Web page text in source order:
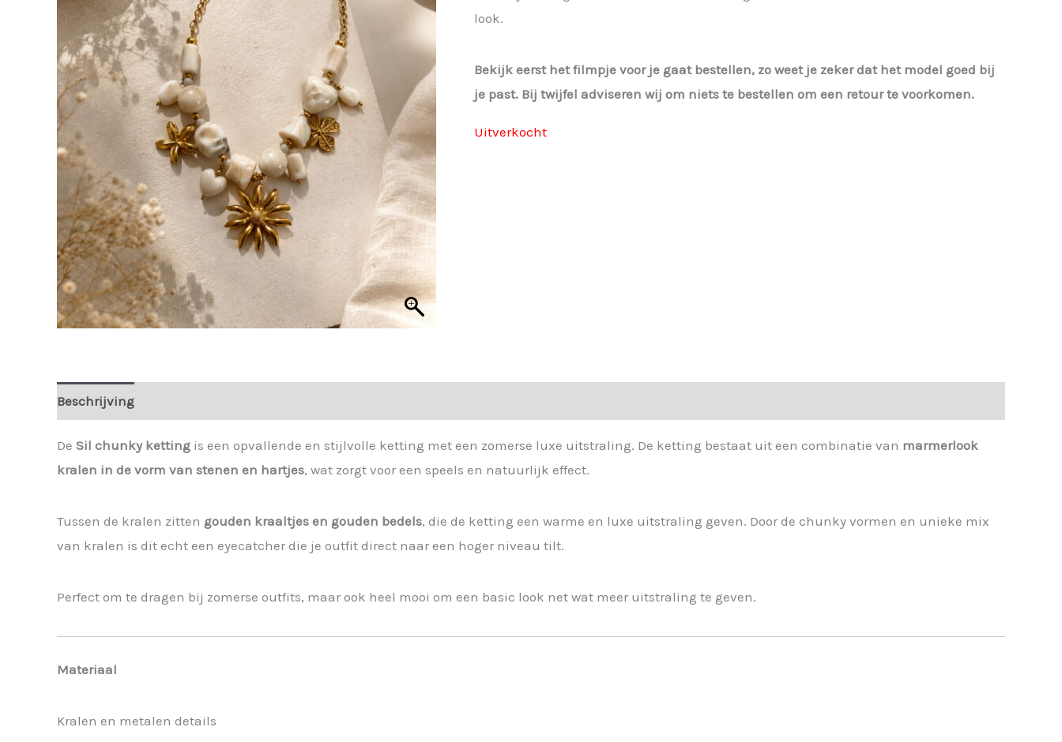
€ 29,95.€ 22,46.
look.
Bekijk eerst het filmpje voor je gaat bestellen, zo weet je zeker dat het model goed bij
je past. Bij twijfel adviseren wij om niets te bestellen om een retour te voorkomen.
Uitverkocht
Beschrijving
De Sil chunky ketting is een opvallende en stijlvolle ketting met een zomerse luxe uitstraling. De ketting bestaat uit een combinatie van marmerlook
kralen in de vorm van stenen en hartjes, wat zorgt voor een speels en natuurlijk effect.
Tussen de kralen zitten gouden kraaltjes en gouden bedels, die de ketting een warme en luxe uitstraling geven. Door de chunky vormen en unieke mix
van kralen is dit echt een eyecatcher die je outfit direct naar een hoger niveau tilt.
Perfect om te dragen bij zomerse outfits, maar ook heel mooi om een basic look net wat meer uitstraling te geven.
Materiaal
Kralen en metalen details